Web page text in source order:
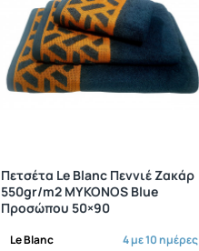
Le Blanc 4 με 10 ημέρες
Πετσέτα Le Blanc Πεννιέ Ζακάρ
550gr/m2 MYKONOS Blue
Προσώπου 50×90